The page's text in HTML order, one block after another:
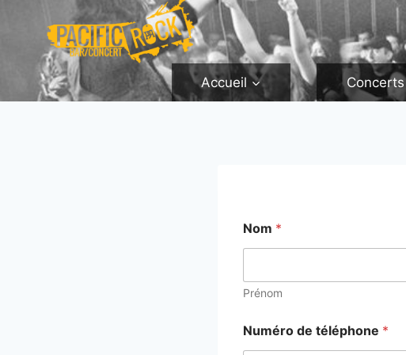
contenu
Accueil
Concerts
Nom *
Prénom
Numéro de téléphone *